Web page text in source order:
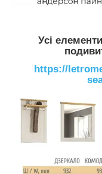
Усі
https://